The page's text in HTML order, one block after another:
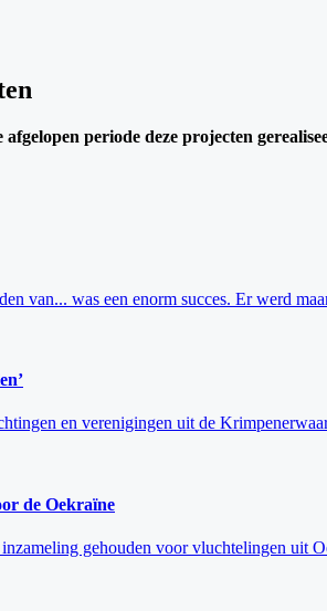
periode deze projecten
van... was een enorm succes. Er werd
en verenigingen uit de
de Oekraïne
gehouden voor vluchtelingen uit